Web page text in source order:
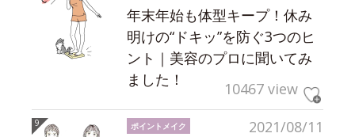
年末年始も体型キープ！休み
明けの“ドキッ”を防ぐ3つのヒ
ント｜美容のプロに聞いてみ
ました！
10467 view
2021/08/11
ポイントメイク